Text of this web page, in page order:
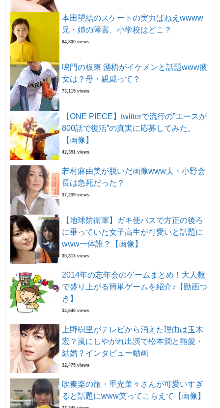
本田望結のスケートの実力ぱねえwwww
兄・姉の障害、小学校はどこ？
94,830 views
鳴門の板東 湧梧がイケメンと話題www彼
女は？母・親戚って？
73,115 views
【ONE PIECE】twitterで流行の”エースが
800話で復活”の真実に応募してみた。
【画像】
42,391 views
若村麻由美が脱いだ画像www夫・小野会
長は急死だった？
37,239 views
【地球防衛軍】ガキ使バスで方正の後ろ
に乗っていた女子高生が可愛いと話題に
www一体誰？【画像】
35,313 views
2014年の忘年会のゲームまとめ！大人数
で盛り上がる簡単ゲームを紹介♪【動画つ
き】
34,646 views
上野樹里がテレビから消えた理由は玉木
宏？嵐にしやがれ出演で松本潤と熱愛・
結婚？インタビュー動画
32,475 views
吹奏楽の旅・重光菜々さんが可愛いすぎ
ると話題にwww笑ってこらえて【画像】